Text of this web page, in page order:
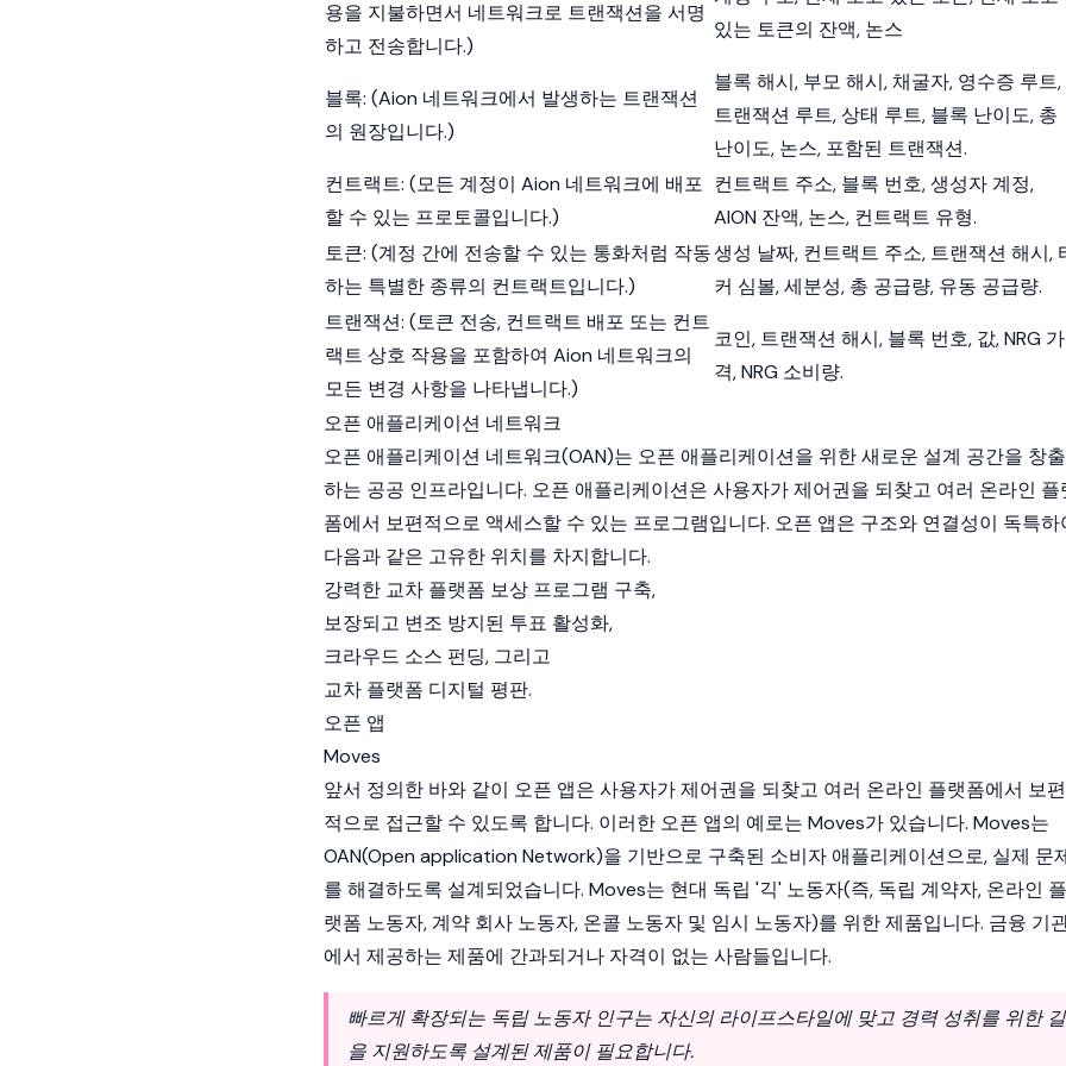
용을 지불하면서 네트워크로 트랜잭션을 서명
하고 전송합니다.)
있는 토큰의 잔액, 논스
블록: (Aion 네트워크에서 발생하는 트랜잭션
의 원장입니다.)
블록 해시, 부모 해시, 채굴자, 영수증 루트,
트랜잭션 루트, 상태 루트, 블록 난이도, 총
난이도, 논스, 포함된 트랜잭션.
컨트랙트: (모든 계정이 Aion 네트워크에 배포
할 수 있는 프로토콜입니다.)
컨트랙트 주소, 블록 번호, 생성자 계정,
AION 잔액, 논스, 컨트랙트 유형.
토큰: (계정 간에 전송할 수 있는 통화처럼 작동
하는 특별한 종류의 컨트랙트입니다.)
생성 날짜, 컨트랙트 주소, 트랜잭션 해시,
커 심볼, 세분성, 총 공급량, 유동 공급량.
트랜잭션: (토큰 전송, 컨트랙트 배포 또는 컨트
랙트 상호 작용을 포함하여 Aion 네트워크의
모든 변경 사항을 나타냅니다.)
코인, 트랜잭션 해시, 블록 번호, 값, NRG 가
격, NRG 소비량.
오픈 애플리케이션 네트워크
오픈 애플리케이션 네트워크(OAN)는 오픈 애플리케이션을 위한 새로운 설계 공간을 창출
하는 공공 인프라입니다. 오픈 애플리케이션은 사용자가 제어권을 되찾고 여러 온라인 플
폼에서 보편적으로 액세스할 수 있는 프로그램입니다. 오픈 앱은 구조와 연결성이 독특하
다음과 같은 고유한 위치를 차지합니다.
강력한 교차 플랫폼 보상 프로그램 구축,
보장되고 변조 방지된 투표 활성화,
크라우드 소스 펀딩, 그리고
교차 플랫폼 디지털 평판.
오픈 앱
Moves
앞서 정의한 바와 같이 오픈 앱은 사용자가 제어권을 되찾고 여러 온라인 플랫폼에서 보편
적으로 접근할 수 있도록 합니다. 이러한 오픈 앱의 예로는 Moves가 있습니다. Moves는
OAN(Open application Network)을 기반으로 구축된 소비자 애플리케이션으로, 실제 문
를 해결하도록 설계되었습니다. Moves는 현대 독립 '긱' 노동자(즉, 독립 계약자, 온라인 플
랫폼 노동자, 계약 회사 노동자, 온콜 노동자 및 임시 노동자)를 위한 제품입니다. 금융 기
에서 제공하는 제품에 간과되거나 자격이 없는 사람들입니다.
빠르게 확장되는 독립 노동자 인구는 자신의 라이프스타일에 맞고 경력 성취를 위한 길
을 지원하도록 설계된 제품이 필요합니다.